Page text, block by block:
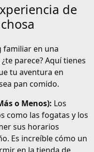
de
familiar en una
parece? Aquí tienes
tu aventura en
pan comido.
o Menos): Los
como las fogatas y los
sus horarios
Es increíble cómo un
en la tienda de